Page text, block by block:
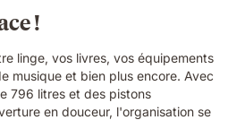
!
linge, vos livres, vos équipements
musique et bien plus encore. Avec
796 litres et des pistons
en douceur, l'organisation se